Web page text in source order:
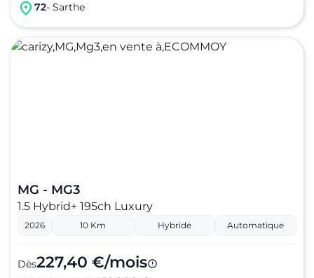
72- Sarthe
MG - MG3
1.5 Hybrid+ 195ch Luxury
2026 10 Km Hybride Automatique
Dès227,40 €/mois